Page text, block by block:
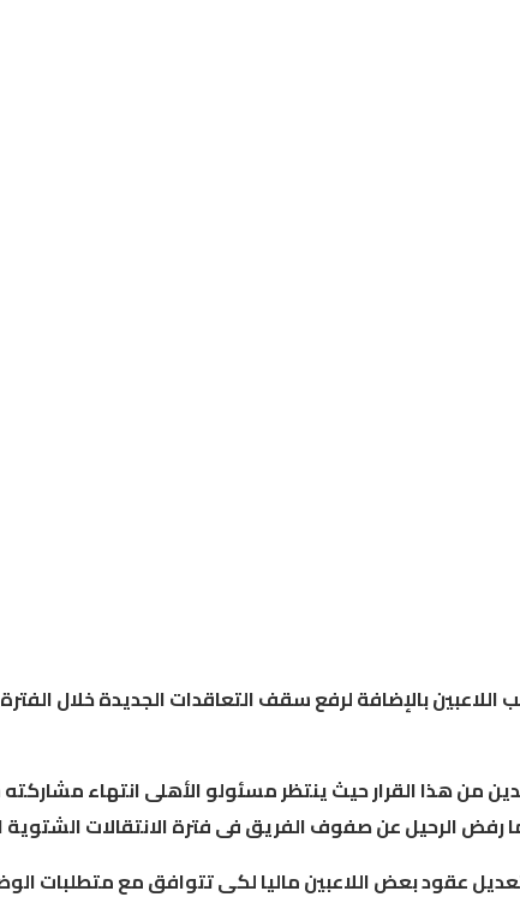
اللاعبينبالإضافةلرفعسقفالتعاقداتالجديدةخلالالفترة
منهذاالقرارحيثينتظرمسئولوالأهلىانتهاءمشاركته
رفضالرحيلعنصفوفالفريقفىفترةالانتقالاتالشتوية
عقودبعضاللاعبينماليالكىتتوافقمعمتطلبات